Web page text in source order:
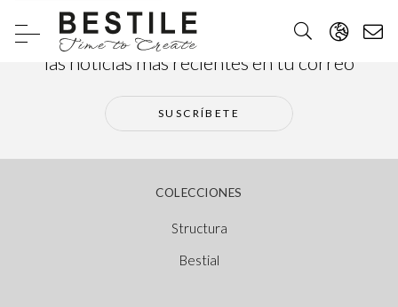
Suscríbete a nuestra newsletter y recibe
las noticias más recientes en tu correo
SUSCRÍBETE
COLECCIONES
Structura
Bestial